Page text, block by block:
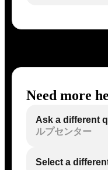
Need more
Ask a different
ルプセンター
Select a